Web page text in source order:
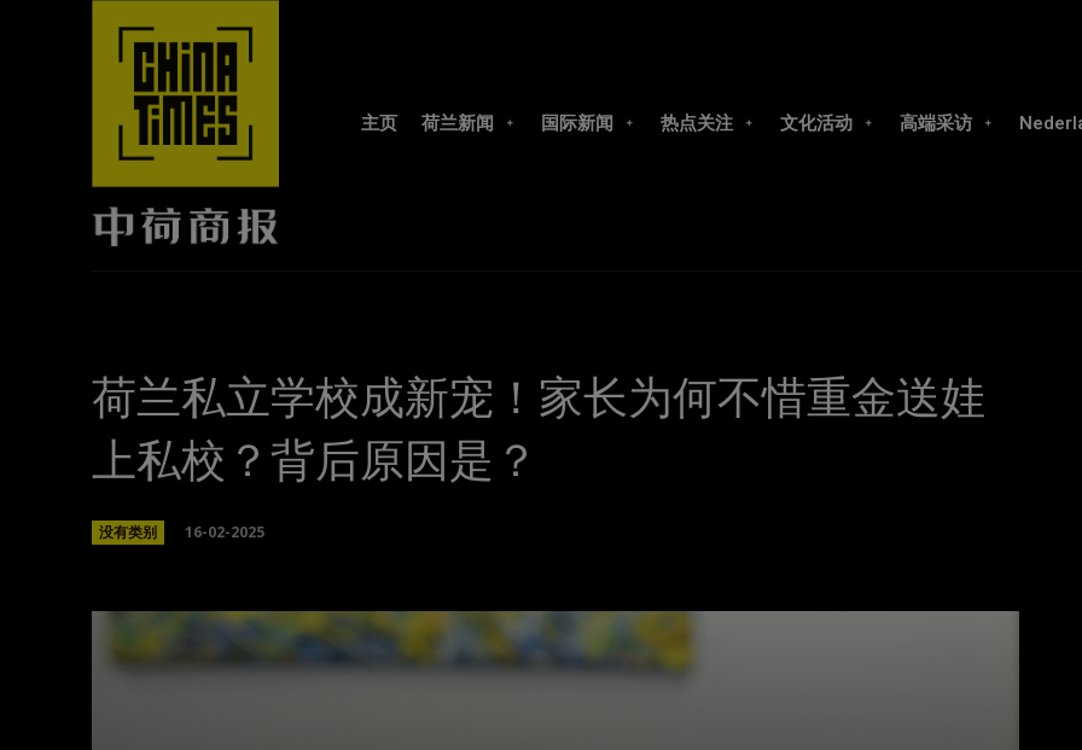
主页 荷兰新闻 国际新闻 热点关注 文化活动 高端采访
荷兰私立学校成新宠！家长为何不惜重金送娃
上私校？背后原因是？
没有类别 16-02-2025